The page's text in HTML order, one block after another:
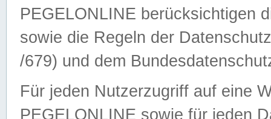
PEGELONLINE berücksichtigen
sowie die Regeln der
/679) und dem
Für jeden Nutzerzugriff auf eine
PEGELONLINE sowie für jeden